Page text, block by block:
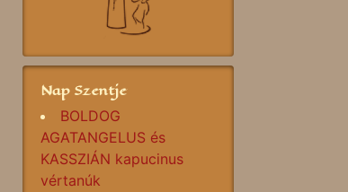
Nap Szentje
BOLDOG
AGATANGELUS és
KASSZIÁN kapucinus
vértanúk